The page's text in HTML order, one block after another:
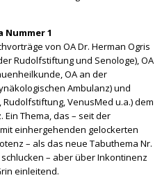
1
von OA Dr. Herman Ogris
Rudolfstiftung und Senologe), OA
OA an der
Ambulanz) und
VenusMed u.a.) dem
Thema, das – seit der
einhergehenden gelockerten
– als das neue Tabuthema Nr.
schlucken – aber über Inkontinenz
einleitend.